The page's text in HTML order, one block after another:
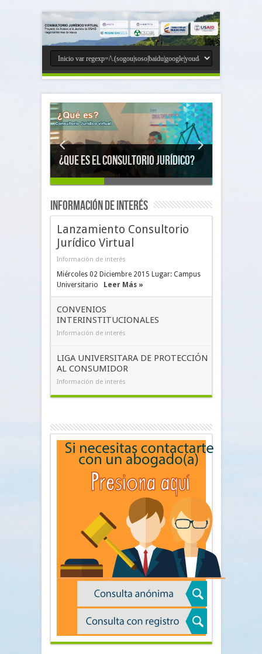
¿Que es el Consultorio Jurídico?
Información de interés
Lanzamiento Consultorio
Jurídico Virtual
Información de interés
Miércoles 02 Diciembre 2015 Lugar: Campus
Universitario
Leer Más »
CONVENIOS
INTERINSTITUCIONALES
Información de interés
LIGA UNIVERSITARA DE PROTECCIÓN
AL CONSUMIDOR
Información de interés